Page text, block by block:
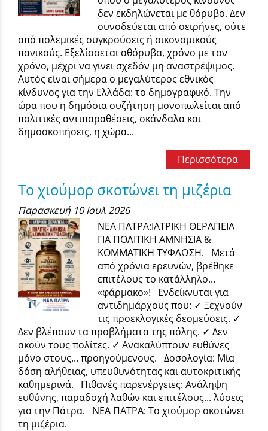
δεν εκδηλώνεται με θόρυβο. Δεν
συνοδεύεται από σειρήνες, ούτε
από πολεμικές συγκρούσεις ή οικονομικούς
πανικούς. Εξελίσσεται αθόρυβα, χρόνο με τον
χρόνο, μέχρι να γίνει σχεδόν μη αναστρέψιμος.
Αυτός είναι σήμερα ο μεγαλύτερος εθνικός
κίνδυνος για την Ελλάδα: το δημογραφικό. Την
ώρα που η δημόσια συζήτηση μονοπωλείται από
πολιτικές αντιπαραθέσεις, σκάνδαλα και
δημοσκοπήσεις, η χώρα...
Περισσότερα
Το χιούμορ σκοτώνει τη μιζέρια
Παρασκευή 10 Ιουλ 2026
ΝΕΑ ΠΑΤΡΑ:ΙΑΤΡΙΚΗ ΘΕΡΑΠΕΙΑ
ΓΙΑ ΠΟΛΙΤΙΚΗ ΑΜΝΗΣΙΑ &
ΚΟΜΜΑΤΙΚΗ ΤΥΦΛΩΣΗ. Μετά
από χρόνια ερευνών, βρέθηκε
επιτέλους το κατάλληλο...
«φάρμακο»! Ενδείκνυται για
αντιδημάρχους που: ✓ Ξεχνούν
τις προεκλογικές δεσμεύσεις. ✓
Δεν βλέπουν τα προβλήματα της πόλης. ✓ Δεν
ακούν τους πολίτες. ✓ Ανακαλύπτουν ευθύνες
μόνο στους... προηγούμενους. Δοσολογία: Μία
δόση αλήθειας, υπευθυνότητας και αυτοκριτικής
καθημερινά. Πιθανές παρενέργειες: Ανάληψη
ευθύνης, παραδοχή λαθών και επιτέλους... λύσεις
για την Πάτρα. ΝΕΑ ΠΑΤΡΑ: Το χιούμορ σκοτώνει
τη μιζέρια.